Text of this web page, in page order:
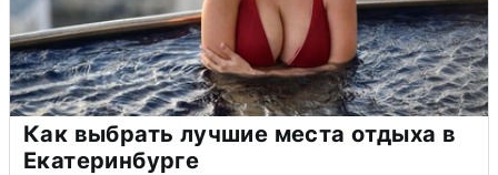
Как выбрать лучшие места отдыха в
Екатеринбурге